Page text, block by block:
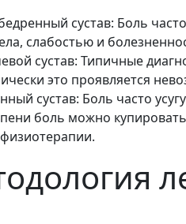
сустав: Боль
слабостью и
сустав: Типичные
это проявляется
сустав: Боль часто
боль можно